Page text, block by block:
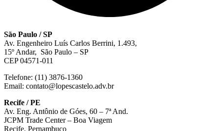
São Paulo / SP
Av. Engenheiro Luís Carlos Berrini, 1.493,
15º Andar, São Paulo – SP
CEP 04571-011
Telefone: (11) 3876-1360
Email: contato@lopescastelo.adv.br
Recife / PE
Av. Eng. Antônio de Góes, 60 – 7ª And.
JCPM Trade Center – Boa Viagem
Recife, Pernambuco